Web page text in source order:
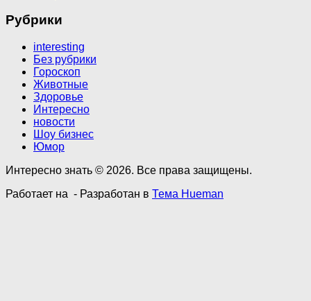
Рубрики
interesting
Без рубрики
Гороскоп
Животные
Здоровье
Интересно
новости
Шоу бизнес
Юмор
Интересно знать © 2026. Все права защищены.
Работает на - Разработан в Тема Hueman